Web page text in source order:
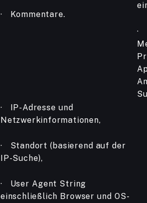
· Kommentare.
·
· IP-Adresse und
Netzwerkinformationen,
· Standort (basierend auf der
IP-Suche),
· User Agent String
einschließlich Browser und OS-